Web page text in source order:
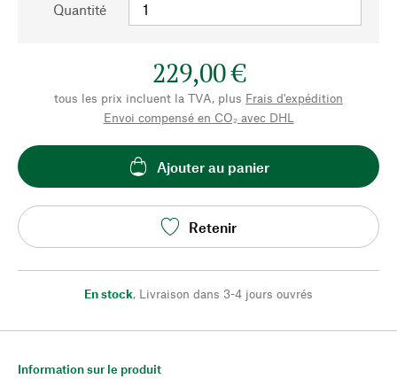
Quantité
229,00 €
tous les prix incluent la TVA, plus Frais d'expédition
Envoi compensé en CO₂ avec DHL
Ajouter au panier
Retenir
En stock, Livraison dans 3-4 jours ouvrés
Information sur le produit